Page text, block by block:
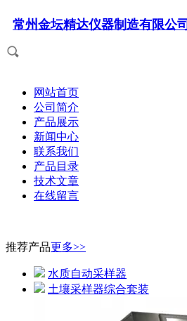
常州金坛精达仪器制造有限公司
网站首页
公司简介
产品展示
新闻中心
联系我们
产品目录
技术文章
在线留言
推荐产品更多>>
水质自动采样器
土壤采样器综合套装